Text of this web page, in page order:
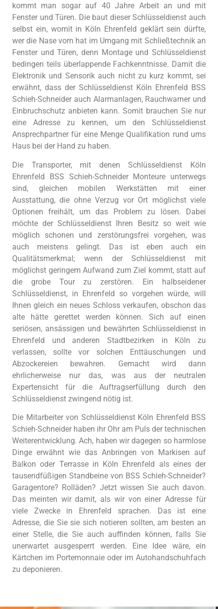
kommt man sogar auf 40 Jahre Arbeit an und mit
Fenster und Türen. Die baut dieser Schlüsseldienst auch
selbst ein, womit in Köln Ehrenfeld geklärt sein dürfte,
wer die Nase vorn hat im Umgang mit Schließtechnik an
Fenster und Türen, denn Montage und Schlüsseldienst
bedingen teils überlappende Fachkenntnisse. Damit die
Elektronik und Sensorik auch nicht zu kurz kommt, sei
erwähnt, dass der Schlüsseldienst Köln Ehrenfeld BSS
Schieh-Schneider auch Alarmanlagen, Rauchwarner und
Einbruchschutz anbieten kann. Somit brauchen Sie nur
eine Adresse zu kennen, um den Schlüsseldienst
Ansprechpartner für eine Menge Qualifikation rund ums
Haus bei der Hand zu haben.
Die Transporter, mit denen Schlüsseldienst Köln
Ehrenfeld BSS Schieh-Schneider Monteure unterwegs
sind, gleichen mobilen Werkstätten mit einer
Ausstattung, die ohne Verzug vor Ort möglichst viele
Optionen freihält, um das Problem zu lösen. Dabei
möchte der Schlüsseldienst Ihren Besitz so weit wie
möglich schonen und zerstörungsfrei vorgehen, was
auch meistens gelingt. Das ist eben auch ein
Qualitätsmerkmal; wenn der Schlüsseldienst mit
möglichst geringem Aufwand zum Ziel kommt, statt auf
die grobe Tour zu zerstören. Ein halbseidener
Schlüsseldienst, in Ehrenfeld so vorgehen würde, will
Ihnen gleich ein neues Schloss verkaufen, obschon das
alte hätte gerettet werden können. Sich auf einen
seriösen, ansässigen und bewährten Schlüsseldienst in
Ehrenfeld und anderen Stadtbezirken in Köln zu
verlassen, sollte vor solchen Enttäuschungen und
Abzockereien bewahren. Gemacht wird dann
ehrlicherweise nur das, was aus der neutralen
Expertensicht für die Auftragserfüllung durch den
Schlüsseldienst zwingend nötig ist.
Die Mitarbeiter von Schlüsseldienst Köln Ehrenfeld BSS
Schieh-Schneider haben ihr Ohr am Puls der technischen
Weiterentwicklung. Ach, haben wir dagegen so harmlose
Dinge erwähnt wie das Anbringen von Markisen auf
Balkon oder Terrasse in Köln Ehrenfeld als eines der
tausendfüßigen Standbeine von BSS Schieh-Schneider?
Garagentore? Rolläden? Jetzt wissen Sie auch davon.
Das meinten wir damit, als wir von einer Adresse für
viele Zwecke in Ehrenfeld sprachen. Das ist eine
Adresse, die Sie sie sich notieren sollten, am besten an
einer Stelle, die Sie auch auffinden können, falls Sie
unerwartet ausgesperrt werden. Eine Idee wäre, ein
Kärtchen im Portemonnaie oder im Autohandschuhfach
zu deponieren.